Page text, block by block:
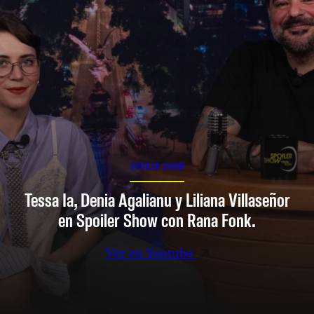
SPOILER SHOW
Tessa Ia, Denia Agalianu y Liliana Villaseñor
en Spoiler Show con Rana Fonk.
Ver en Youtube